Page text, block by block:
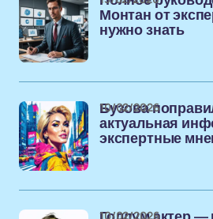
Монтан от
нужно знать
Бузова
актуальная
экспертные
10/02/2026
10/02/2026